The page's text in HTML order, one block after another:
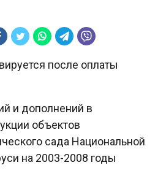
после оплаты
и дополнений в
объектов
сада Национальной
на 2003-2008 годы